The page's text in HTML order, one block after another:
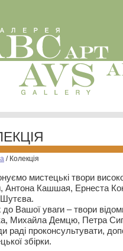
/ Колекція
мистецькі твори
Антона Кашшая, Ернеста
Шутєва.
Вашої уваги – твори
Михайла Демцю, Петра
раді проконсультувати,
збірки.